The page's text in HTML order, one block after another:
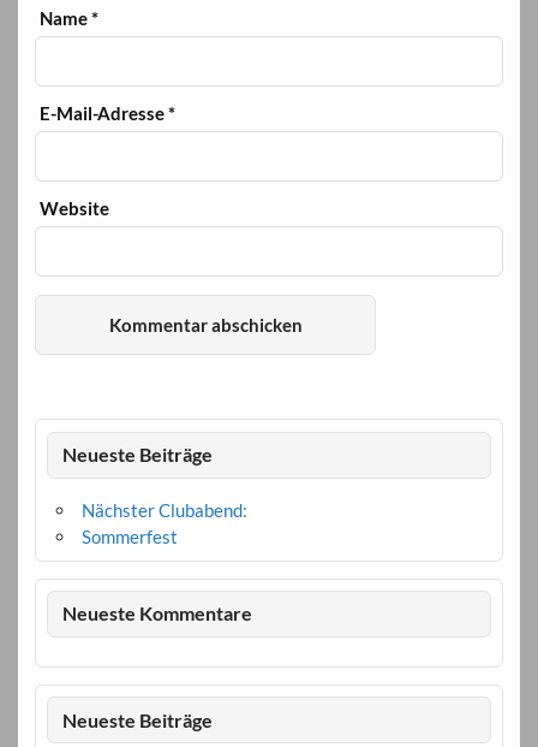
Name*
E-Mail-Adresse*
Website
Neueste Beiträge
Nächster Clubabend:
Sommerfest
Neueste Kommentare
Neueste Beiträge